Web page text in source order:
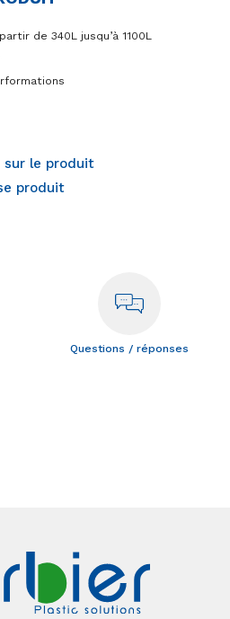
de 340L jusqu’à 1100L
sur le produit
produit
Questions / réponses